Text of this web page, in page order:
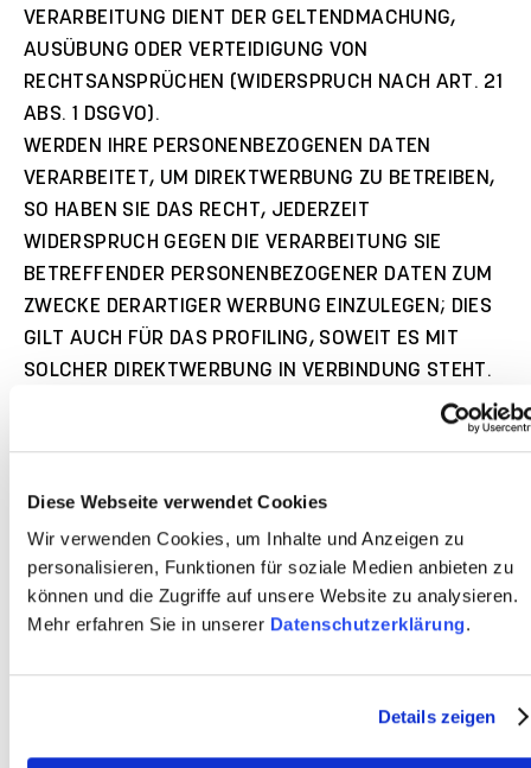
Diese Webseite verwendet Cookies
Wir verwenden Cookies, um Inhalte und Anzeigen zu
personalisieren, Funktionen für soziale Medien anbieten zu
können und die Zugriffe auf unsere Website zu analysieren.
Mehr erfahren Sie in unserer Datenschutzerklärung.
Details zeigen
VERARBEITUNG DIENT DER GELTENDMACHUNG,
AUSÜBUNG ODER VERTEIDIGUNG VON
RECHTSANSPRÜCHEN (WIDERSPRUCH NACH ART. 21
ABS. 1 DSGVO).
WERDEN IHRE PERSONENBEZOGENEN DATEN
VERARBEITET, UM DIREKTWERBUNG ZU BETREIBEN,
SO HABEN SIE DAS RECHT, JEDERZEIT
WIDERSPRUCH GEGEN DIE VERARBEITUNG SIE
BETREFFENDER PERSONENBEZOGENER DATEN ZUM
ZWECKE DERARTIGER WERBUNG EINZULEGEN; DIES
GILT AUCH FÜR DAS PROFILING, SOWEIT ES MIT
SOLCHER DIREKTWERBUNG IN VERBINDUNG STEHT.
VERWENDET (WIDERSPRUCH NACH ART. 21 ABS. 2
DSGVO).
Beschwerderecht bei der zuständigen
Aufsichtsbehörde
den Betroffenen ein Beschwerderecht bei einer
Aufsichtsbehörde, insbesondere in dem